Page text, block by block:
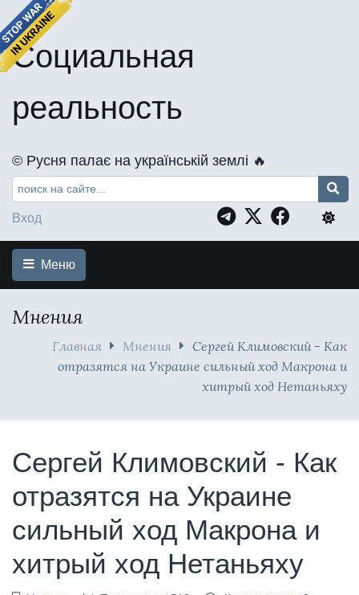
Социальная
реальность
©️ Русня палає на українській землі 🔥
Вход
Меню
Мнения
Главная Мнения
Сергей Климовский - Как
отразятся на Украине сильный ход Макрона и
хитрый ход Нетаньяху
Сергей Климовский - Как
отразятся на Украине
сильный ход Макрона и
хитрый ход Нетаньяху